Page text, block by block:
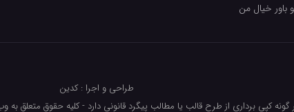
باور خیال من
طراحی و اجرا : کدین
گونه کپی برداری از طرح قالب یا مطالب پیگرد قانونی دارد - کلیه حقوق متعلق